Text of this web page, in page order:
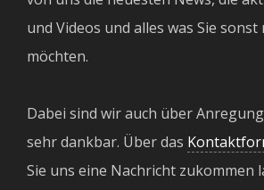
und Videos und alles was Sie sonst
möchten.
Dabei sind wir auch über
sehr dankbar. Über das
Sie uns eine Nachricht zukommen